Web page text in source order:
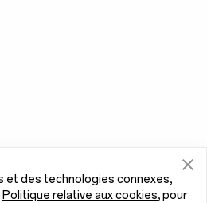
et des technologies connexes,
Politique relative aux cookies, pour